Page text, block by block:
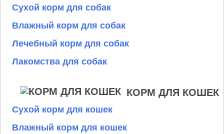
Сухой корм для собак
Влажный корм для собак
Лечебный корм для собак
Лакомства для собак
КОРМ ДЛЯ КОШЕК
Сухой корм для кошек
Влажный корм для кошек